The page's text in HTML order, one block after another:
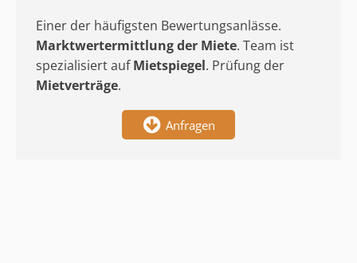
Einer der häufigsten Bewertungsanlässe.
Marktwertermittlungder Miete. Team ist
spezialisiert aufMietspiegel. Prüfung der
Mietverträge.
Anfragen